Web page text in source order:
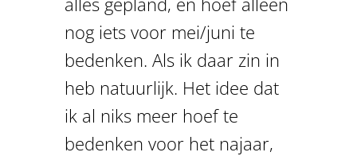
nog iets voor mei/juni te
bedenken. Als ik daar zin in
heb natuurlijk. Het idee dat
ik al niks meer hoef te
bedenken voor het najaar,